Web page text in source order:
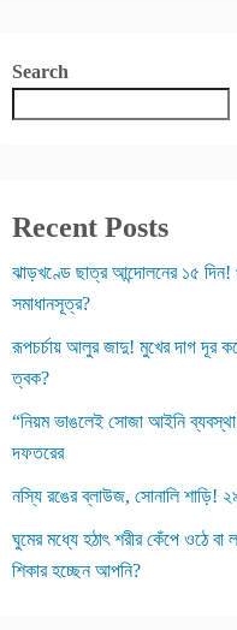
Search
Recent Posts
ঝাড়খণ্ডে ছাত্র আন্দোলনের ১৫ দিন!
সমাধানসূত্র?
রূপচর্চায় আলুর জাদু! মুখের দাগ দূর
ত্বক?
“নিয়ম ভাঙলেই সোজা আইনি
দফতরের
নস্যি রঙের ব্লাউজ, সোনালি শাড়ি!
ঘুমের মধ্যে হঠাৎ শরীর কেঁপে ওঠে
শিকার হচ্ছেন আপনি?